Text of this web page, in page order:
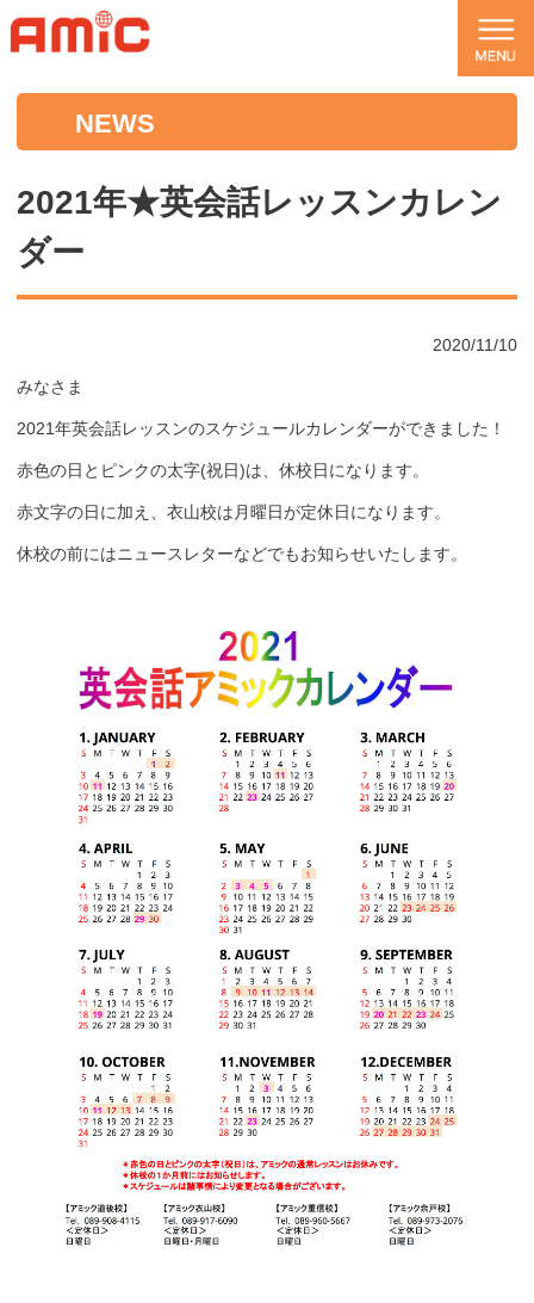
NEWS
2021年★英会話レッスンカレン
ダー
2020/11/10
みなさま
2021年英会話レッスンのスケジュールカレンダーができました！
赤色の日とピンクの太字(祝日)は、休校日になります。
赤文字の日に加え、衣山校は月曜日が定休日になります。
休校の前にはニュースレターなどでもお知らせいたします。